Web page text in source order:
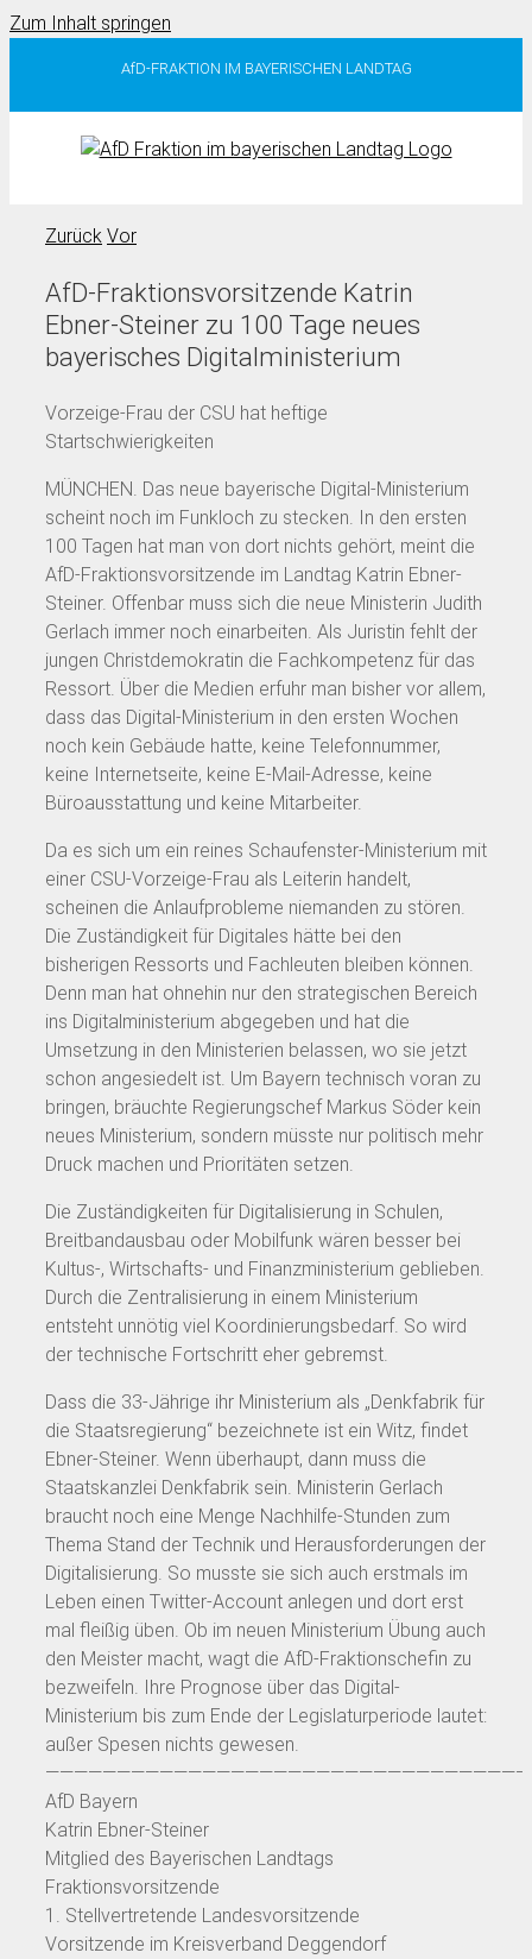
Zum Inhalt springen
AfD-FRAKTION IM BAYERISCHEN LANDTAG
Zurück Vor
AfD-Fraktionsvorsitzende Katrin
Ebner-Steiner zu 100 Tage neues
bayerisches Digitalministerium
Vorzeige-Frau der CSU hat heftige
Startschwierigkeiten
MÜNCHEN. Das neue bayerische Digital-Ministerium
scheint noch im Funkloch zu stecken. In den ersten
100 Tagen hat man von dort nichts gehört, meint die
AfD-Fraktionsvorsitzende im Landtag Katrin Ebner-
Steiner. Offenbar muss sich die neue Ministerin Judith
Gerlach immer noch einarbeiten. Als Juristin fehlt der
jungen Christdemokratin die Fachkompetenz für das
Ressort. Über die Medien erfuhr man bisher vor allem,
dass das Digital-Ministerium in den ersten Wochen
noch kein Gebäude hatte, keine Telefonnummer,
keine Internetseite, keine E-Mail-Adresse, keine
Büroausstattung und keine Mitarbeiter.
Da es sich um ein reines Schaufenster-Ministerium mit
einer CSU-Vorzeige-Frau als Leiterin handelt,
scheinen die Anlaufprobleme niemanden zu stören.
Die Zuständigkeit für Digitales hätte bei den
bisherigen Ressorts und Fachleuten bleiben können.
Denn man hat ohnehin nur den strategischen Bereich
ins Digitalministerium abgegeben und hat die
Umsetzung in den Ministerien belassen, wo sie jetzt
schon angesiedelt ist. Um Bayern technisch voran zu
bringen, bräuchte Regierungschef Markus Söder kein
neues Ministerium, sondern müsste nur politisch mehr
Druck machen und Prioritäten setzen.
Die Zuständigkeiten für Digitalisierung in Schulen,
Breitbandausbau oder Mobilfunk wären besser bei
Kultus-, Wirtschafts- und Finanzministerium geblieben.
Durch die Zentralisierung in einem Ministerium
entsteht unnötig viel Koordinierungsbedarf. So wird
der technische Fortschritt eher gebremst.
Dass die 33-Jährige ihr Ministerium als „Denkfabrik für
die Staatsregierung“ bezeichnete ist ein Witz, findet
Ebner-Steiner. Wenn überhaupt, dann muss die
Staatskanzlei Denkfabrik sein. Ministerin Gerlach
braucht noch eine Menge Nachhilfe-Stunden zum
Thema Stand der Technik und Herausforderungen der
Digitalisierung. So musste sie sich auch erstmals im
Leben einen Twitter-Account anlegen und dort erst
mal fleißig üben. Ob im neuen Ministerium Übung auch
den Meister macht, wagt die AfD-Fraktionschefin zu
bezweifeln. Ihre Prognose über das Digital-
Ministerium bis zum Ende der Legislaturperiode lautet:
außer Spesen nichts gewesen.
——————————————————————————————————
AfD Bayern
Katrin Ebner-Steiner
Mitglied des Bayerischen Landtags
Fraktionsvorsitzende
1. Stellvertretende Landesvorsitzende
Vorsitzende im Kreisverband Deggendorf